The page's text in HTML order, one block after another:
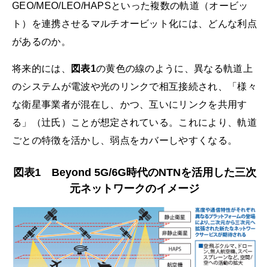
GEO/MEO/LEO/HAPSといった複数の軌道（オービッ
ト）を連携させるマルチオービット化には、どんな利点
があるのか。
将来的には、 図表1の黄色の線のように、異なる軌道上
のシステムが電波や光のリンクで相互接続され、「様々
な衛星事業者が混在し、かつ、互いにリンクを共用す
る」（辻氏）ことが想定されている。これにより、軌道
ごとの特徴を活かし、弱点をカバーしやすくなる。
図表1 Beyond 5G/6G時代のNTNを活用した三次
元ネットワークのイメージ